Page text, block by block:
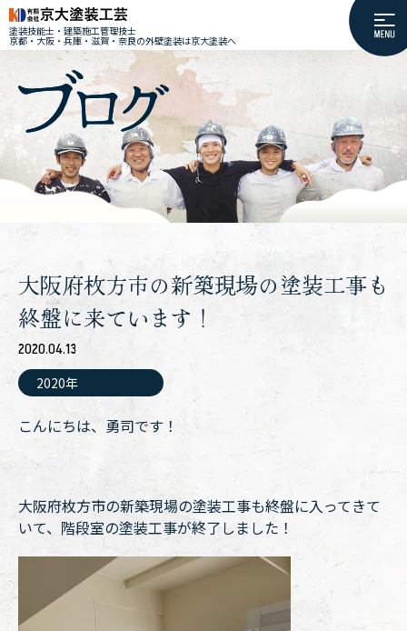
塗装技能士・建築施工管理技士
京都・大阪・兵庫・滋賀・奈良の外壁塗装は京大塗装へ
大阪府枚方市の新築現場の塗装工事も
終盤に来ています！
2020.04.13
2020年
こんにちは、勇司です！
大阪府枚方市の新築現場の塗装工事も終盤に入ってきて
いて、階段室の塗装工事が終了しました！